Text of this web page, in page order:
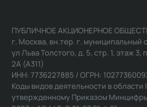
ПУБЛИЧНОЕ АКЦИОНЕРНОЕ
г. Москва, вн.тер. г. муниципальный
ул Льва Толстого, д. 5, стр. 1, этаж
2А (А311)
ИНН: 7736227885 / ОГРН:
Коды видов деятельности в
утвержденному Приказом Минцифры